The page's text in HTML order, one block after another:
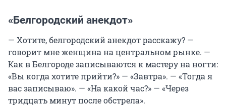
«Белгородский анекдот»
— Хотите, белгородский анекдот расскажу? —
говорит мне женщина на центральном рынке. —
Как в Белгороде записываются к мастеру на ногти:
«Вы когда хотите прийти?» — «Завтра». — «Тогда я
вас записываю». — «На какой час?» — «Через
тридцать минут после обстрела».